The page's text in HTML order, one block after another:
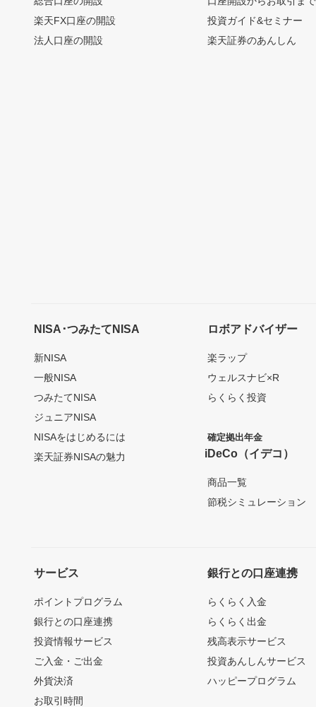
楽天FX口座の開設
法人口座の開設
投資ガイド&セミナー
楽天証券のあんしん
NISA･つみたてNISA
新NISA
一般NISA
つみたてNISA
ジュニアNISA
NISAをはじめるには
楽天証券NISAの魅力
ロボアドバイザー
楽ラップ
ウェルスナビ×R
らくらく投資
確定拠出年金
iDeCo（イデコ）
商品一覧
節税シミュレーション
サービス
ポイントプログラム
銀行との口座連携
投資情報サービス
ご入金・ご出金
外貨決済
お取引時間
銀行との口座連携
らくらく入金
らくらく出金
残高表示サービス
投資あんしんサービス
ハッピープログラム